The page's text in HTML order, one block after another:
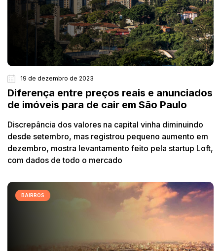
19 de dezembro de 2023
Diferença entre preços reais e anunciados
de imóveis para de cair em São Paulo
Discrepância dos valores na capital vinha diminuindo
desde setembro, mas registrou pequeno aumento em
dezembro, mostra levantamento feito pela startup Loft,
com dados de todo o mercado
BAIRROS